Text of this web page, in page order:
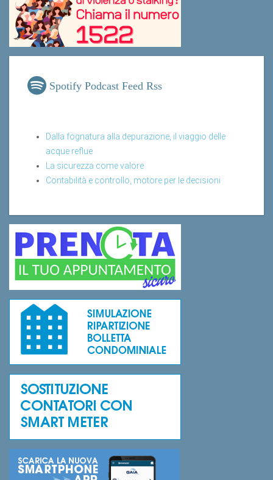
Spotify Podcast Feed Rss
Dalla fognatura alla depurazione, il viaggio delle
acque reflue
La sicurezza come valore
Contabilità e controllo, motore per le decisioni